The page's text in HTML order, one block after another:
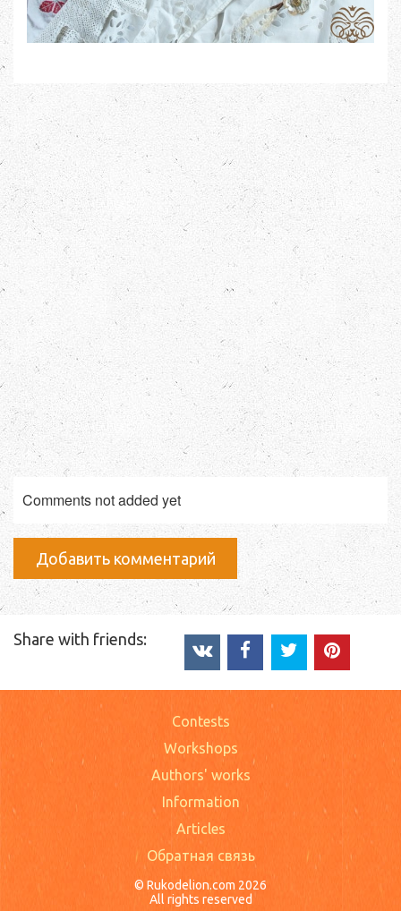
Comments not added yet
Добавить комментарий
Share with friends:
Contests
Workshops
Authors' works
Information
Articles
Обратная связь
© Rukodelion.com 2026
All rights reserved